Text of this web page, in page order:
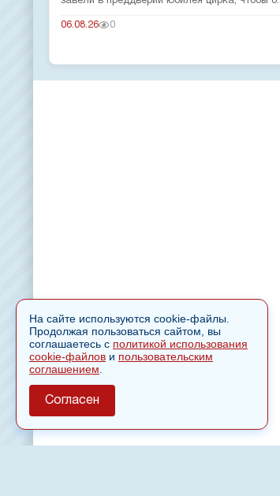
06.08.26 0
На сайте используются cookie-файлы.
Продолжая пользоваться сайтом, вы
соглашаетесь с политикой использования
cookie-файлов и пользовательским
соглашением
Согласен